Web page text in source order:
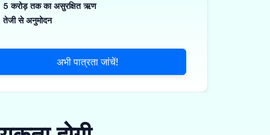
पॉलिमर और औद्योगिक रसायन
सौर और लघु उपकरण
उद्यम
தமிழ்
Tamil
తెలుగు
Telugu
മലയാളം
5 करोड़ तक का असुरक्षित ऋण
तेजी से अनुमोदन
अभी पात्रता जांचें!